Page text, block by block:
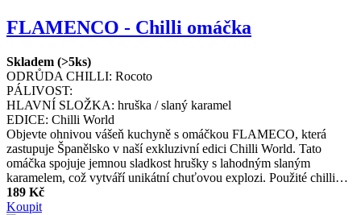
FLAMENCO - Chilli omáčka
Skladem (>5ks)
ODRŮDA CHILLI: Rocoto
PÁLIVOST:
HLAVNÍ SLOŽKA: hruška / slaný karamel
EDICE: Chilli World
Objevte ohnivou vášeň kuchyně s omáčkou FLAMECO, která
zastupuje Španělsko v naší exkluzivní edici Chilli World. Tato
omáčka spojuje jemnou sladkost hrušky s lahodným slaným
karamelem, což vytváří unikátní chuťovou explozi. Použité chilli…
189 Kč
Koupit